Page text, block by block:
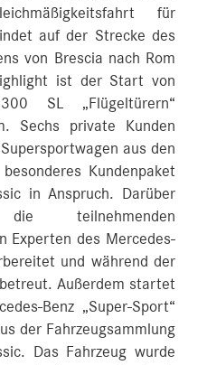
für
auf der Strecke des
von Brescia nach Rom
ist der Start von
SL „Flügeltürern“
Sechs private Kunden
aus den
Kundenpaket
in Anspruch. Darüber
teilnehmenden
Experten des Mercedes-
und während der
Außerdem startet
Benz „Super-Sport“
der Fahrzeugsammlung
Das Fahrzeug wurde